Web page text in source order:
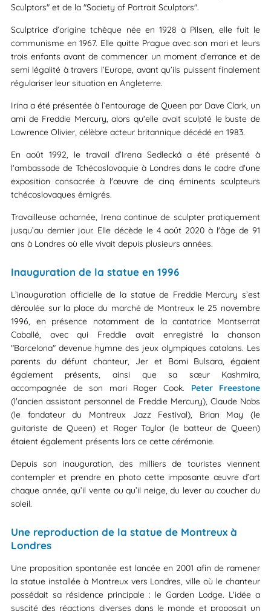
Sculptors" et de la "Society of Portrait Sculptors".
Sculptrice d’origine tchèque née en 1928 à Pilsen, elle fuit le
communisme en 1967. Elle quitte Prague avec son mari et leurs
trois enfants avant de commencer un moment d’errance et de
semi légalité à travers l’Europe, avant qu’ils puissent finalement
régulariser leur situation en Angleterre.
Irina a été présentée à l’entourage de Queen par Dave Clark, un
ami de Freddie Mercury, alors qu'elle avait sculpté le buste de
Lawrence Olivier, célèbre acteur britannique décédé en 1983.
En août 1992, le travail d’Irena Sedlecká a été présenté à
l'ambassade de Tchécoslovaquie à Londres dans le cadre d'une
exposition consacrée à l'œuvre de cinq éminents sculpteurs
tchécoslovaques émigrés.
Travailleuse acharnée, Irena continue de sculpter pratiquement
jusqu’au dernier jour. Elle décède le 4 août 2020 à l'âge de 91
ans à Londres où elle vivait depuis plusieurs années.
Inauguration de la statue en 1996
L’inauguration officielle de la statue de Freddie Mercury s’est
déroulée sur la place du marché de Montreux le 25 novembre
1996, en présence notamment de la cantatrice Montserrat
Caballé, avec qui Freddie avait enregistré la chanson
"Barcelona" devenue hymne des jeux olympiques catalans. Les
parents du défunt chanteur, Jer et Bomi Bulsara, égaient
également présents, ainsi que sa sœur Kashmira,
accompagnée de son mari Roger Cook. Peter Freestone
(l'ancien assistant personnel de Freddie Mercury), Claude Nobs
(le fondateur du Montreux Jazz Festival), Brian May (le
guitariste de Queen) et Roger Taylor (le batteur de Queen)
étaient également présents lors ce cette cérémonie.
Depuis son inauguration, des milliers de touristes viennent
contempler et prendre en photo cette imposante œuvre d’art
chaque année, qu’il vente ou qu’il neige, du lever au coucher du
soleil.
Une reproduction de la statue de Montreux à
Londres
Une proposition spontanée est lancée en 2001 afin de ramener
la statue installée à Montreux vers Londres, ville où le chanteur
possédait sa résidence principale : le Garden Lodge. L'idée a
suscité des réactions diverses dans le monde et proposait un